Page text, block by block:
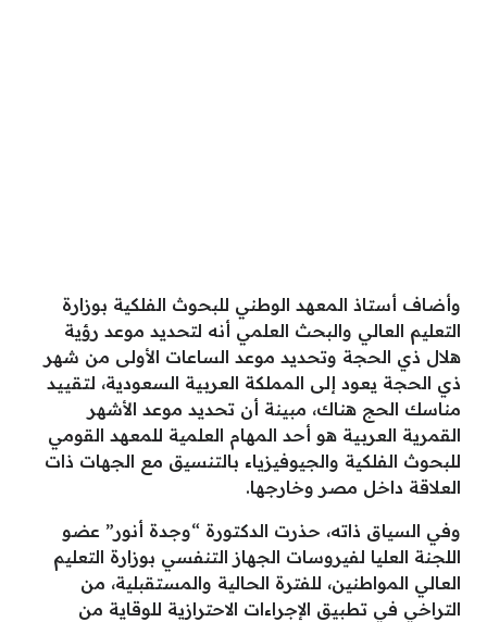
وأضاف أستاذ المعهد الوطني للبحوث الفلكية بوزارة
التعليم العالي والبحث العلمي أنه لتحديد موعد رؤية
هلال ذي الحجة وتحديد موعد الساعات الأولى من شهر
ذي الحجة يعود إلى المملكة العربية السعودية، لتقييد
مناسك الحج هناك، مبينة أن تحديد موعد الأشهر
القمرية العربية هو أحد المهام العلمية للمعهد القومي
للبحوث الفلكية والجيوفيزياء بالتنسيق مع الجهات ذات
العلاقة داخل مصر وخارجها.
وفي السياق ذاته، حذرت الدكتورة “وجدة أنور” عضو
اللجنة العليا لفيروسات الجهاز التنفسي بوزارة التعليم
العالي المواطنين، للفترة الحالية والمستقبلية، من
التراخي في تطبيق الإجراءات الاحترازية للوقاية من